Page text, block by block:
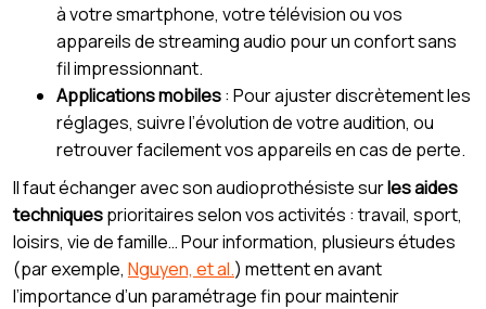
à votre smartphone, votre télévision ou vos
appareils de streaming audio pour un confort sans
fil impressionnant.
Applications mobiles: Pour ajuster discrètement les
réglages, suivre l’évolution de votre audition, ou
retrouver facilement vos appareils en cas de perte.
Il faut échanger avec son audioprothésiste surles aides
techniquesprioritaires selon vos activités : travail, sport,
loisirs, vie de famille… Pour information, plusieurs études
(par exemple, Nguyen, et al.) mettent en avant
l’importance d’un paramétrage fin pour maintenir